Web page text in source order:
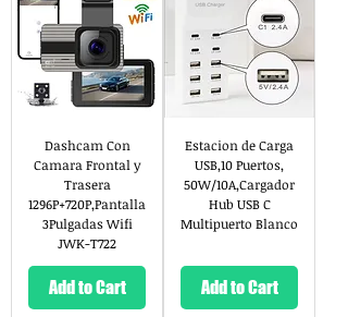
Dashcam Con
Camara Frontal y
Trasera
1296P+720P,Pantalla
3Pulgadas Wifi
JWK-T722
Add to Cart
Estacion de Carga
USB,10 Puertos,
50W/10A,Cargador
Hub USB C
Multipuerto Blanco
Add to Cart